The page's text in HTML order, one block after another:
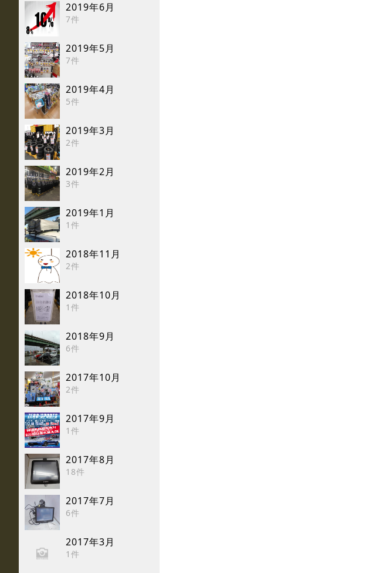
2019年6月
7件
2019年5月
7件
2019年4月
5件
2019年3月
2件
2019年2月
3件
2019年1月
1件
2018年11月
2件
2018年10月
1件
2018年9月
6件
2017年10月
2件
2017年9月
1件
2017年8月
18件
2017年7月
6件
2017年3月
1件